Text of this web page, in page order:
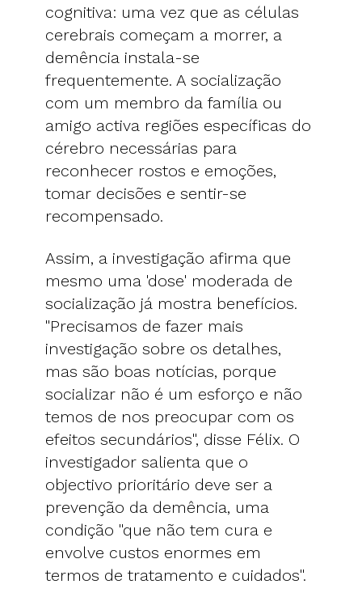
cognitiva: uma vez que as células
cerebrais começam a morrer, a
demência instala-se
frequentemente. A socialização
com um membro da família ou
amigo activa regiões específicas do
cérebro necessárias para
reconhecer rostos e emoções,
tomar decisões e sentir-se
recompensado.
Assim, a investigação afirma que
mesmo uma 'dose' moderada de
socialização já mostra benefícios.
"Precisamos de fazer mais
investigação sobre os detalhes,
mas são boas notícias, porque
socializar não é um esforço e não
temos de nos preocupar com os
efeitos secundários", disse Félix. O
investigador salienta que o
objectivo prioritário deve ser a
prevenção da demência, uma
condição "que não tem cura e
envolve custos enormes em
termos de tratamento e cuidados".